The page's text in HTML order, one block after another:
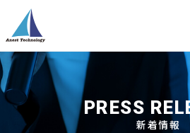
PRESS
新着情報